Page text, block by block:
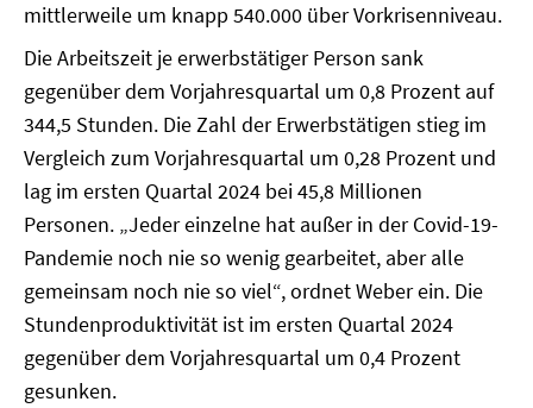
mittlerweile um knapp 540.000 über Vorkrisenniveau.
Die Arbeitszeit je erwerbstätiger Person sank
gegenüber dem Vorjahresquartal um 0,8 Prozent auf
344,5 Stunden. Die Zahl der Erwerbstätigen stieg im
Vergleich zum Vorjahresquartal um 0,28 Prozent und
lag im ersten Quartal 2024 bei 45,8 Millionen
Personen. „Jeder einzelne hat außer in der Covid-19-
Pandemie noch nie so wenig gearbeitet, aber alle
gemeinsam noch nie so viel“, ordnet Weber ein. Die
Stundenproduktivität ist im ersten Quartal 2024
gegenüber dem Vorjahresquartal um 0,4 Prozent
gesunken.